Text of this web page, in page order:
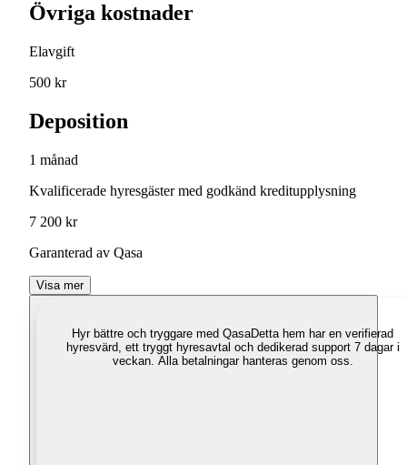
Övriga kostnader
Elavgift
500 kr
Deposition
1 månad
Kvalificerade hyresgäster med godkänd kreditupplysning
7 200 kr
Garanterad av Qasa
Visa mer
Hyr bättre och tryggare med QasaDetta hem har en verifierad
hyresvärd, ett tryggt hyresavtal och dedikerad support 7 dagar i
veckan. Alla betalningar hanteras genom oss.